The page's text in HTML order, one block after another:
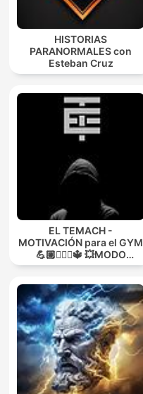
HISTORIAS
PARANORMALES con
Esteban Cruz
EL TEMACH -
MOTIVACIÓN para el GYM
💪🏼🏋🏻‍♀🔱 💥MODO
GUERRA💥